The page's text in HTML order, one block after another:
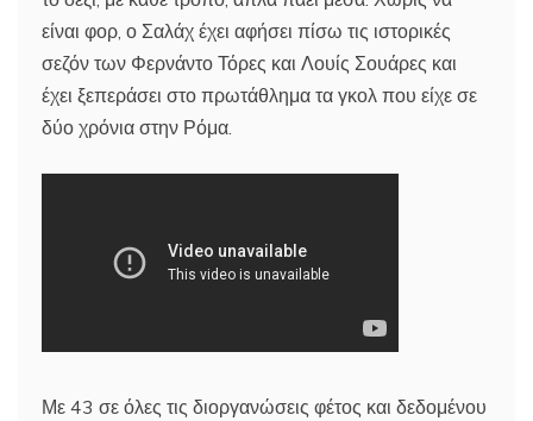
είναι φορ, ο Σαλάχ έχει αφήσει πίσω τις ιστορικές
σεζόν των Φερνάντο Τόρες και Λουίς Σουάρες και
έχει ξεπεράσει στο πρωτάθλημα τα γκολ που είχε σε
δύο χρόνια στην Ρόμα.
Με 43 σε όλες τις διοργανώσεις φέτος και δεδομένου